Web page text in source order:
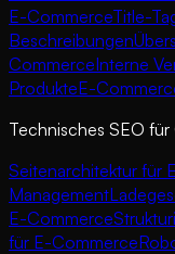
E-CommerceTitle-
Beschreibungen
CommerceInterne
ProdukteE-
Technisches SEO
Seitenarchitektur für
Management
E-Commerce
für E-Commerce